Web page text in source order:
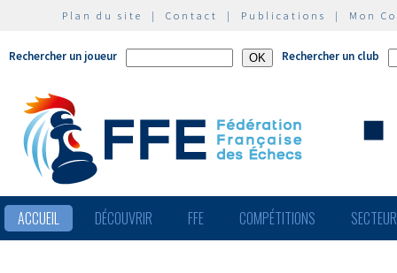
Plan du site | Contact | Publications | Mon
Rechercher un joueur Rechercher un club
ACCUEIL DÉCOUVRIR FFE COMPÉTITIONS